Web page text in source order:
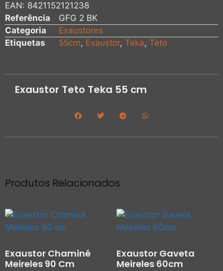
EAN: 8421152121238
Referência
GFG 2 BK
Categoria
Exaustores
Etiquetas
55cm, Exaustor, Teka, Teto
Exaustor Teto Teka 55 cm
Produtos Relacionados
Exaustor Chaminé
Meireles 90 Cm
Exaustor Gaveta
Meireles 60cm